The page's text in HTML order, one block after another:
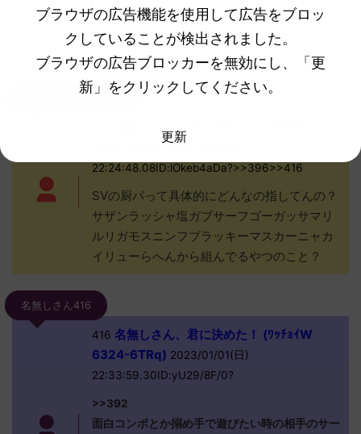
ょ？
続きを見る
反応される人さん392
名無しさん、君に決めた！ (ｱｳｱｳｳｰ
Sac7-lm+5)
22:24:48.08ID:lOkeb4aDa?>>396>>416
SVの厨パって具体的にどんなの指してんの？
サザンラッシャ塩ガブサーフゴーガッサマリ
ルリガモスニンフブラッキーマスカーニャカ
イリューらへんから組んでるやつのこと？
名無しさん416
416 名無しさん、君に決めた！ (ﾜｯﾁｮｲW
6324-6TRq) 2023/01/01(日)
22:33:59.30ID:yU29/8F/0?
>>392
面白コンボとか搦め手で遊びたい時の相手のサー
ブラウザの広告機能を使用して広告をブロッ
クしていることが検出されました。
ブラウザの広告ブロッカーを無効にし、「更
新」をクリックしてください。
更新